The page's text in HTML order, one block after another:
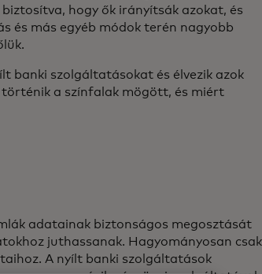
hogy ők irányítsák azokat, és
és más egyéb módok terén nagyobb
banki szolgáltatásokat és élvezik azok
történik a színfalak mögött, és miért
adatainak biztonságos megosztását
juthassanak. Hagyományosan csak
A nyílt banki szolgáltatások